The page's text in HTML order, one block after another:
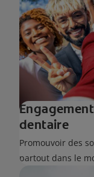
dentaire
Promouvoir des
partout dans le